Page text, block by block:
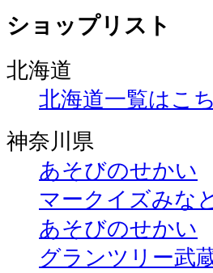
ショップリスト
北海道
北海道一覧はこ
神奈川県
あそびのせかい
マークイズみな
あそびのせかい
グランツリー武